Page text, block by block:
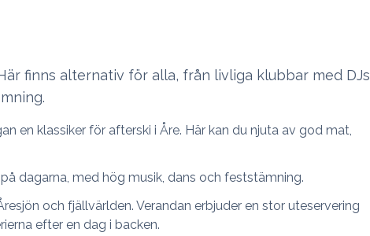
finns alternativ för alla, från livliga klubbar med DJs
en klassiker för afterski i Åre. Här kan du njuta av god mat,
dagarna, med hög musik, dans och feststämning.
och fjällvärlden. Verandan erbjuder en stor uteservering
efter en dag i backen.